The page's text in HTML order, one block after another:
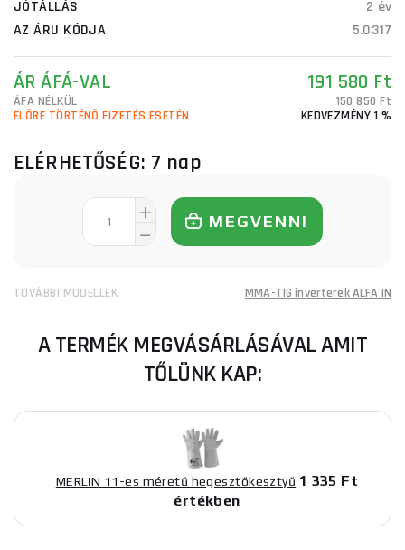
JÓTÁLLÁS
2 év
AZ ÁRU KÓDJA
5.0317
ÁR ÁFÁ-VAL 191 580 Ft
ÁFA NÉLKÜL
150 850 Ft
ELŐRE TÖRTÉNŐ FIZETÉS ESETÉN
KEDVEZMÉNY 1 %
ELÉRHETŐSÉG: 7 nap
MEGVENNI
TOVÁBBI MODELLEK MMA-TIG inverterek ALFA IN
A TERMÉK MEGVÁSÁRLÁSÁVAL AMIT
TŐLÜNK KAP:
MERLIN 11-es méretű hegesztőkesztyű 1 335 Ft
értékben